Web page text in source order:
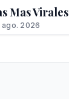
Mas Virales
ago. 2026